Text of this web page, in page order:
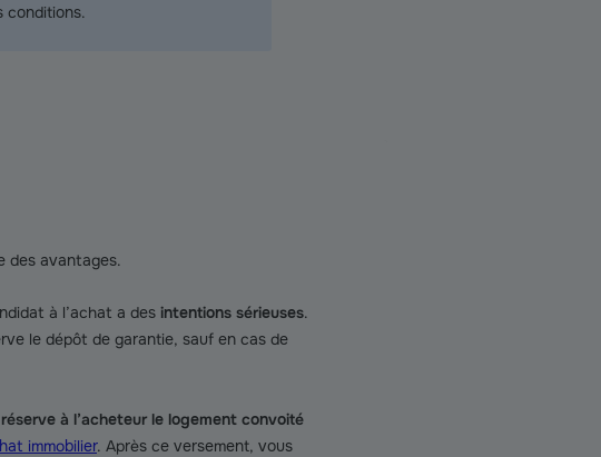
conditions.
des avantages.
à l’achat a des intentions sérieuses.
le dépôt de garantie, sauf en cas de
réserve à l’acheteur le logement convoité
immobilier. Après ce versement, vous